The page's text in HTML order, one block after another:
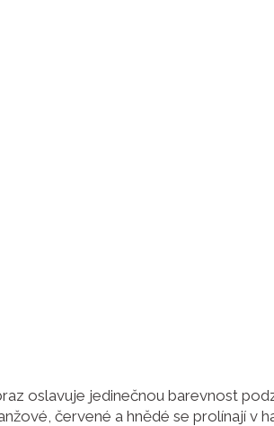
oslavuje jedinečnou barevnost
červené a hnědé se prolínají v